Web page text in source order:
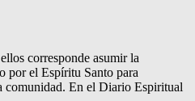
corresponde asumir la
por el Espíritu Santo para
comunidad. En el Diario Espiritual